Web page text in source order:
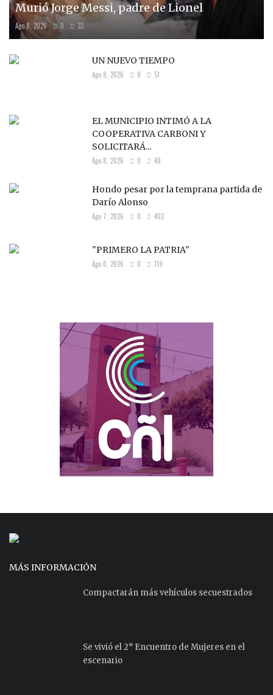
Murió Jorge Messi, padre de Lionel
Ago 8, 2026 0 33
UN NUEVO TIEMPO
Ago 8, 2026 0 51
EL MUNICIPIO INTIMÓ A LA
COOPERATIVA CARBONI Y
SOLICITARÁ...
Ago 8, 2026 0 48
Hondo pesar por la temprana partida de
Darío Alonso
Ago 7, 2026 0 402
"PRIMERO LA PATRIA"
Ago 6, 2026 0 119
MÁS INFORMACIÓN
Compactarán más vehículos secuestrados
Se vivió el 2° Encuentro de Mujeres en el
escenario